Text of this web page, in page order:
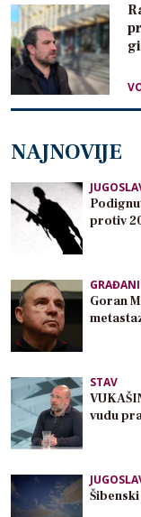
NAJNOVIJE
protiv
GRAĐANI
Goran
STAV
vudu